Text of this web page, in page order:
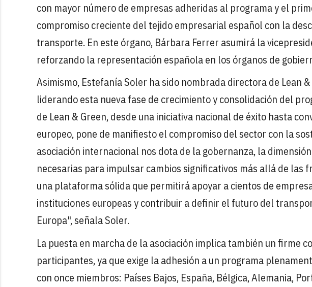
con mayor número de empresas adheridas al programa y el
compromiso creciente del tejido empresarial español con la
transporte. En este órgano, Bárbara Ferrer asumirá la
reforzando la representación española en los órganos de
Asimismo, Estefanía Soler ha sido nombrada directora de Lean
liderando esta nueva fase de crecimiento y consolidación del
de Lean & Green, desde una iniciativa nacional de éxito hasta
europeo, pone de manifiesto el compromiso del sector con la
asociación internacional nos dota de la gobernanza, la
necesarias para impulsar cambios significativos más allá de las
una plataforma sólida que permitirá apoyar a cientos de
instituciones europeas y contribuir a definir el futuro del
Europa", señala Soler.
La puesta en marcha de la asociación implica también un firme
participantes, ya que exige la adhesión a un programa
con once miembros: Países Bajos, España, Bélgica, Alemania,